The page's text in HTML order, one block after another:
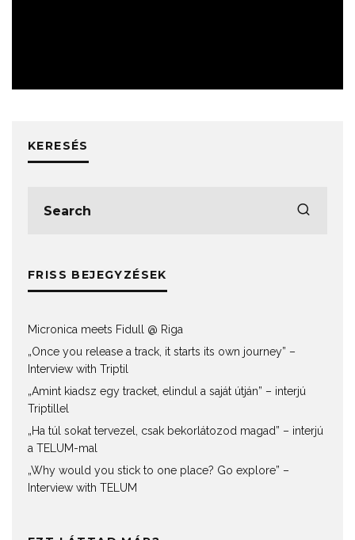
KERESÉS
FRISS BEJEGYZÉSEK
Micronica meets Fidull @ Riga
„Once you release a track, it starts its own journey” –
Interview with Triptil
„Amint kiadsz egy tracket, elindul a saját útján” – interjú
Triptillel
„Ha túl sokat tervezel, csak bekorlátozod magad” – interjú
a TELUM-mal
„Why would you stick to one place? Go explore” –
Interview with TELUM